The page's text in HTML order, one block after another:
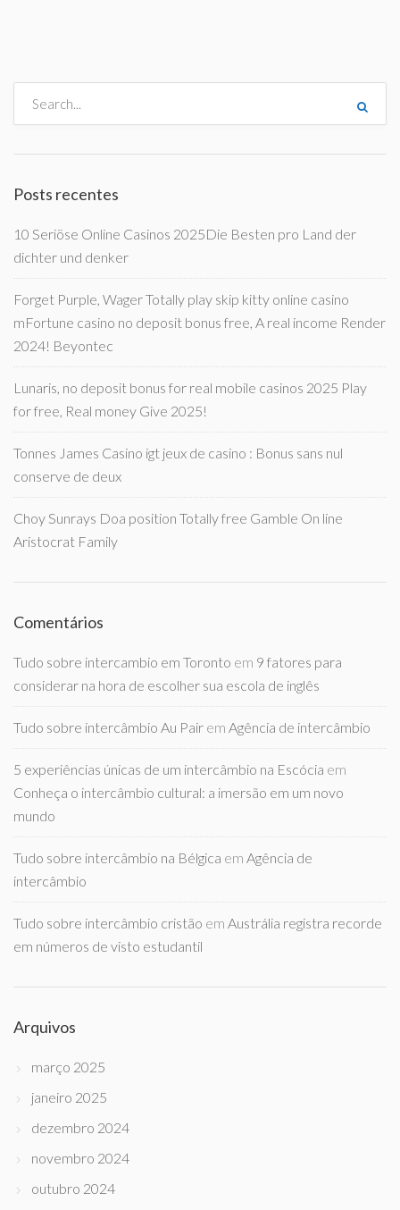
Posts recentes
10 Seriöse Online Casinos 2025Die Besten pro Land der
dichter und denker
Forget Purple, Wager Totally play skip kitty online casino
mFortune casino no deposit bonus free, A real income Render
2024! Beyontec
Lunaris, no deposit bonus for real mobile casinos 2025 Play
for free, Real money Give 2025!
Tonnes James Casino igt jeux de casino : Bonus sans nul
conserve de deux
Choy Sunrays Doa position Totally free Gamble On line
Aristocrat Family
Comentários
Tudo sobre intercambio em Toronto em 9 fatores para
considerar na hora de escolher sua escola de inglês
Tudo sobre intercâmbio Au Pair em Agência de intercâmbio
5 experiências únicas de um intercâmbio na Escócia em
Conheça o intercâmbio cultural: a imersão em um novo
mundo
Tudo sobre intercâmbio na Bélgica em Agência de
intercâmbio
Tudo sobre intercâmbio cristão em Austrália registra recorde
em números de visto estudantil
Arquivos
março 2025
janeiro 2025
dezembro 2024
novembro 2024
outubro 2024